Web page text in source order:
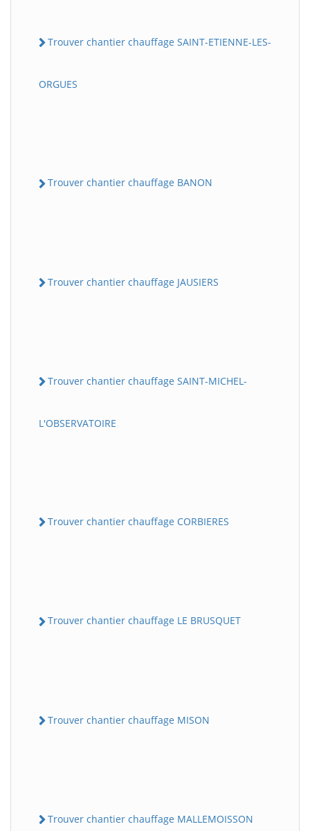
Trouver chantier chauffage SAINT-ETIENNE-LES-
ORGUES
Trouver chantier chauffage BANON
Trouver chantier chauffage JAUSIERS
Trouver chantier chauffage SAINT-MICHEL-
L'OBSERVATOIRE
Trouver chantier chauffage CORBIERES
Trouver chantier chauffage LE BRUSQUET
Trouver chantier chauffage MISON
Trouver chantier chauffage MALLEMOISSON